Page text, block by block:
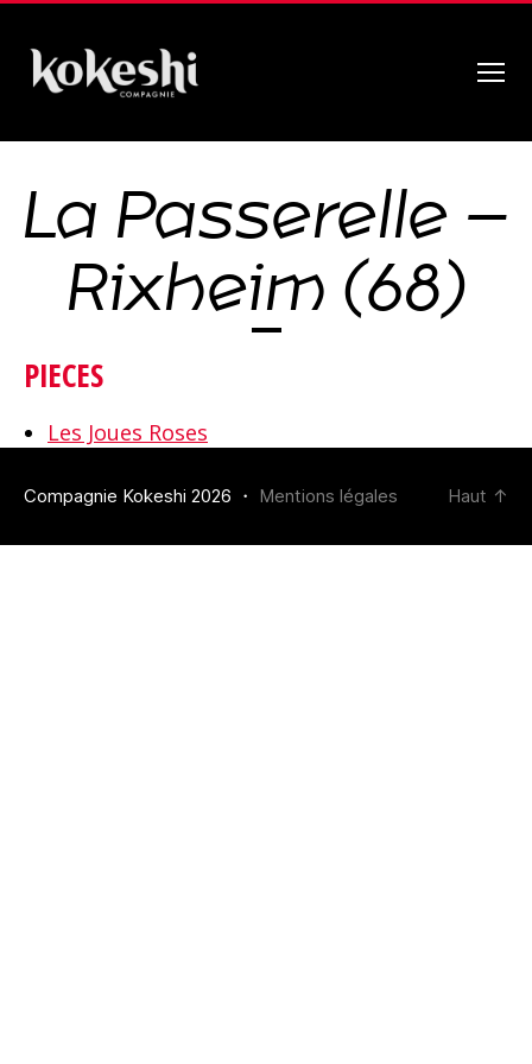
Kokeshi
La Passerelle –
Rixheim (68)
PIECES
Les Joues Roses
Compagnie Kokeshi 2026 ・ Mentions légales Haut ↑